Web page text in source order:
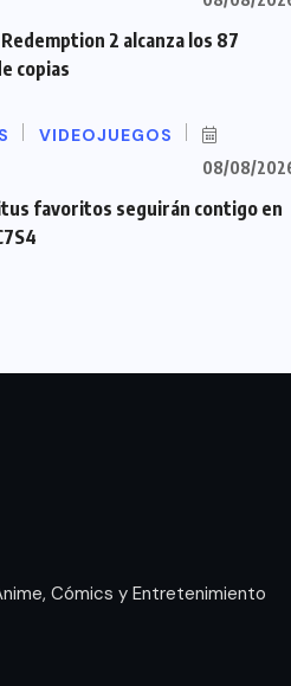
2 alcanza los 87
copias
VIDEOJUEGOS
08/08/
favoritos seguirán contigo en
Cómics y Entretenimiento